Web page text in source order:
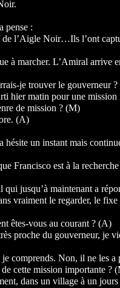
pense :
l’Aigle Noir…Ils l’ont
à marcher. L’Amiral arrive
je trouver le gouverneur
hier matin pour une
de mission ? (M)
(A)
hésite un instant mais
Francisco est à la
qui jusqu’à maintenant a
vraiment le regarder, le fixe
êtes-vous au courant ? (A)
proche du gouverneur, je
comprends. Non, il ne les a
de cette mission importante ?
dans un village à un